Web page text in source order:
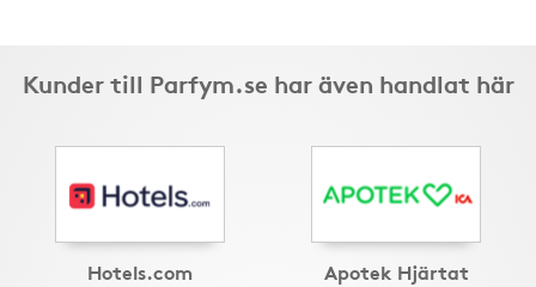
Kunder till Parfym.se har även handlat här
Hotels.com Apotek Hjärtat